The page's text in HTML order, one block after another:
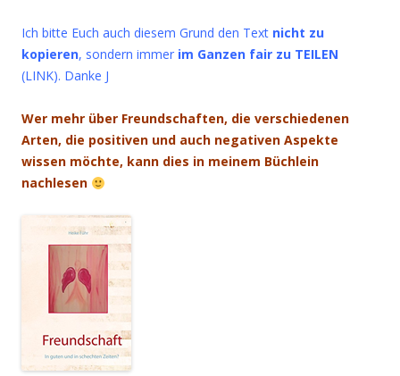
Ich bitte Euch auch diesem Grund den Text nicht zu
kopieren, sondern immer im Ganzen fair zu TEILEN
(LINK). Danke J
Wer mehr über Freundschaften, die verschiedenen
Arten, die positiven und auch negativen Aspekte
wissen möchte, kann dies in meinem Büchlein
nachlesen